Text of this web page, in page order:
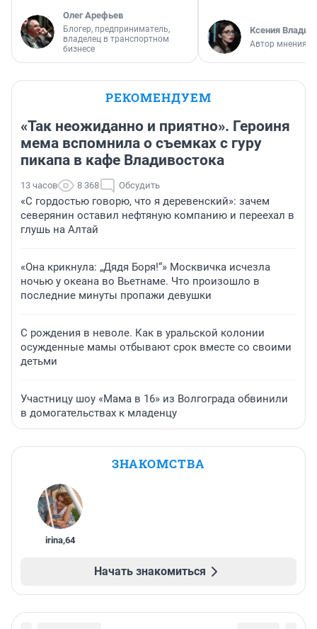
Олег Арефьев
Блогер, предприниматель,
владелец в транспортном
бизнесе
Ксения
Автор мнения
РЕКОМЕНДУЕМ
«Так неожиданно и приятно». Героиня
мема вспомнила о съемках с гуру
пикапа в кафе Владивостока
13 часов 8 368 Обсудить
«С гордостью говорю, что я деревенский»: зачем
северянин оставил нефтяную компанию и переехал в
глушь на Алтай
«Она крикнула: „Дядя Боря!“» Москвичка исчезла
ночью у океана во Вьетнаме. Что произошло в
последние минуты пропажи девушки
С рождения в неволе. Как в уральской колонии
осужденные мамы отбывают срок вместе со своими
детьми
Участницу шоу «Мама в 16» из Волгограда обвинили
в домогательствах к младенцу
ЗНАКОМСТВА
irina,64
Начать знакомиться